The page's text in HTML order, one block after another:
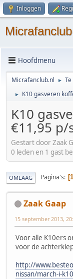
Inloggen
Hoofdmenu
Micrafanclub.nl ►
► K10 gasveren
K10
€11,95 p/
Gestart door Zaak
0 leden en 1 gast
OMLAAG Pagina's 1
Zaak Gaap
15 september 2013,
Voor alle K10ers
voor de
http://
nissan/march-i-